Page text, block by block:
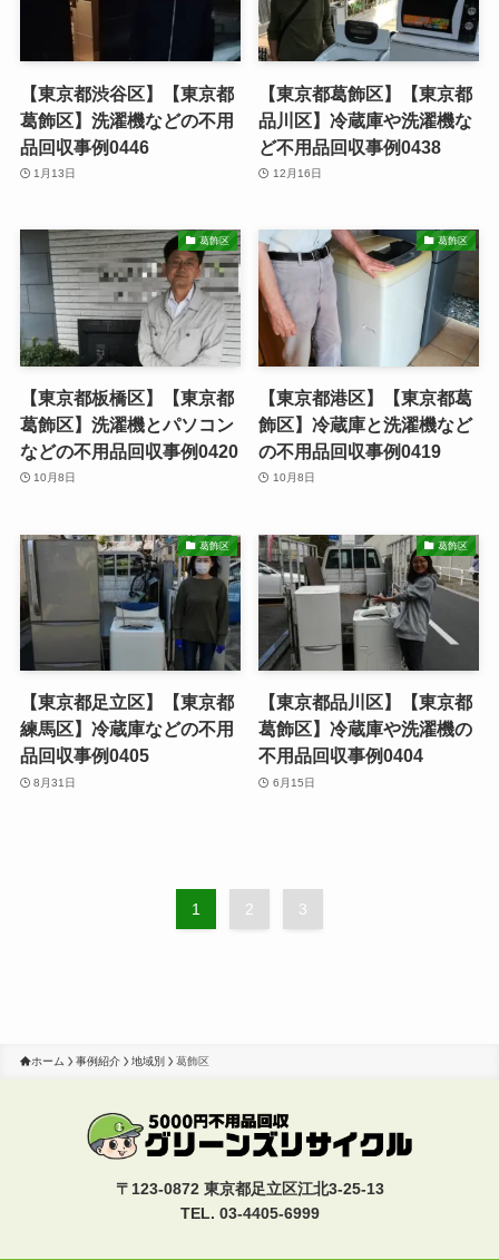
【東京都渋谷区】【東京都
葛飾区】洗濯機などの不用
品回収事例0446
1月13日
【東京都葛飾区】【東京都
品川区】冷蔵庫や洗濯機な
ど不用品回収事例0438
12月16日
葛飾区
【東京都板橋区】【東京都
葛飾区】洗濯機とパソコン
などの不用品回収事例0420
10月8日
葛飾区
【東京都港区】【東京都葛
飾区】冷蔵庫と洗濯機など
の不用品回収事例0419
10月8日
葛飾区
【東京都足立区】【東京都
練馬区】冷蔵庫などの不用
品回収事例0405
8月31日
葛飾区
【東京都品川区】【東京都
葛飾区】冷蔵庫や洗濯機の
不用品回収事例0404
6月15日
1 2 3
ホーム 事例紹介 地域別 葛飾区
〒123-0872 東京都足立区江北3-25-13
TEL. 03-4405-6999